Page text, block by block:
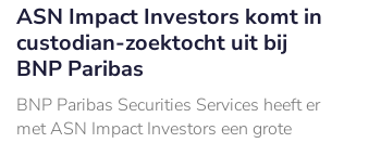
ASN Impact Investors komt in
custodian-zoektocht uit bij
BNP Paribas
BNP Paribas Securities Services heeft er
met ASN Impact Investors een grote